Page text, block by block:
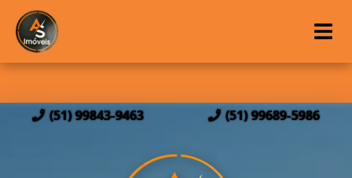
(51) 99843-9463 (51) 99689-5986